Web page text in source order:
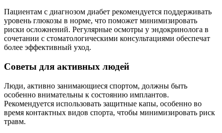
Пациентам с диагнозом диабет рекомендуется поддерживать
уровень глюкозы в норме, что поможет минимизировать
риски осложнений. Регулярные осмотры у эндокринолога в
сочетании с стоматологическими консультациями обеспечат
более эффективный уход.
Советы для активных людей
Люди, активно занимающиеся спортом, должны быть
особенно внимательны к состоянию имплантов.
Рекомендуется использовать защитные капы, особенно во
время контактных видов спорта, чтобы минимизировать риск
травм.